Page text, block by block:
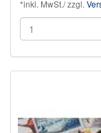
*inkl. MwSt./ zzgl.